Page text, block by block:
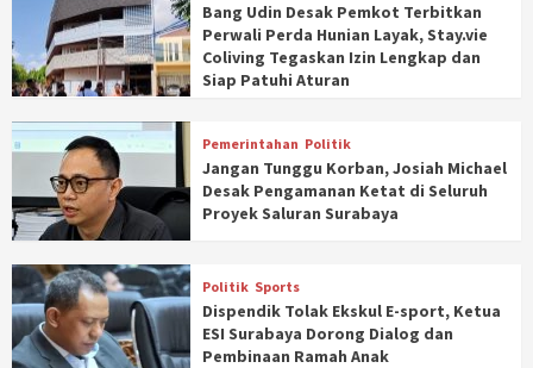
Bang Udin Desak Pemkot Terbitkan
Perwali Perda Hunian Layak, Stay.vie
Coliving Tegaskan Izin Lengkap dan
Siap Patuhi Aturan
Pemerintahan Politik
Jangan Tunggu Korban, Josiah Michael
Desak Pengamanan Ketat di Seluruh
Proyek Saluran Surabaya
Politik Sports
Dispendik Tolak Ekskul E-sport, Ketua
ESI Surabaya Dorong Dialog dan
Pembinaan Ramah Anak